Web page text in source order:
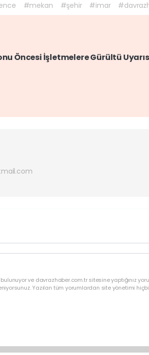
#mekan #şehir #imar
Öncesi İşletmelere Gürültü
ve davrazhaber.com.tr sitesine yaptığınız
Yazılan tüm yorumlardan site yönetimi